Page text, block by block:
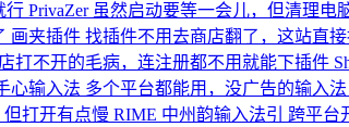
行 PrivaZer 虽然启动要等一会儿，但清理电
画夹插件 找插件不用去商店翻了，这站直
打不开的毛病，连注册都不用就能下插件
心输入法 多个平台都能用，没广告的输入
打开有点慢 RIME 中州韵输入法引 跨平台